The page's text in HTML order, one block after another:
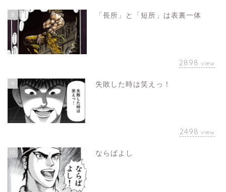
8 「長所」と「短所」は表裏一体
2898 view
9 失敗した時は笑えっ！
2498 view
10 ならばよし